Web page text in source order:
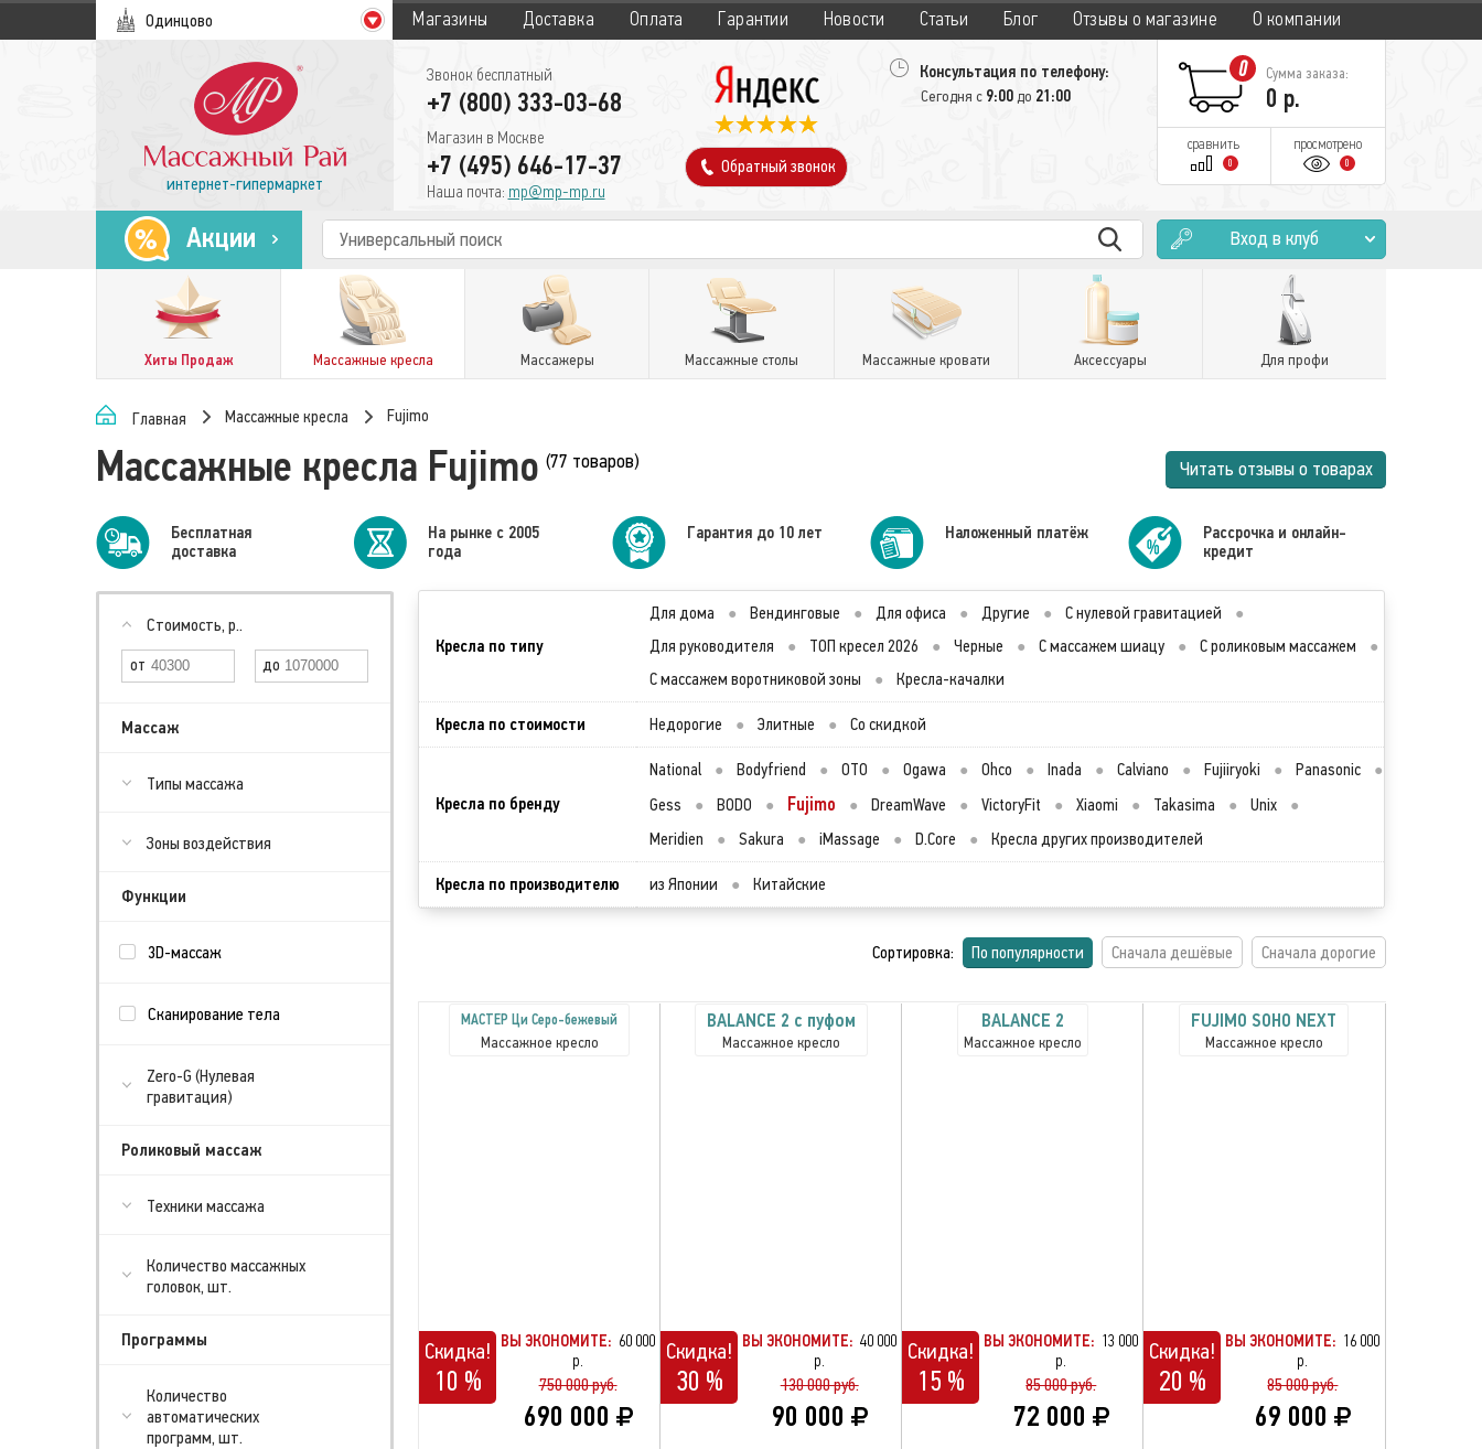
Одинцово Магазины Доставка Оплата Гарантии Новости Статьи Блог Отзывы о магазине О компании
интернет-гипермаркет
Звонок бесплатный
+7 (800) 333-03-68
Магазин в Москве
+7 (495) 646-17-37
Наша почта: mp@mp-mp.ru
Обратный звонок
Консультация по телефону:
Сегодня с 9:00до 21:00
0 Сумма заказа:
0 р.
сравнить
0
просмотрено
0
Акции Вход в клуб
Хиты Продаж Массажные кресла Массажеры Массажные столы Массажные кровати Аксессуары Для профи
Главная Массажные кресла Fujimo
Массажные кресла Fujimo (77 товаров) Читать отзывы о товарах
Бесплатная
доставка
На рынке с 2005
года
Гарантия до 10 лет Наложенный платёж
Рассрочка и онлайн-
кредит
Стоимость, р..
Массаж
Типы массажа
Зоны воздействия
Функции
3D-массаж
Сканирование тела
Zero-G (Нулевая
гравитация)
Роликовый массаж
Техники массажа
Количество массажных
головок, шт.
Программы
Количество
автоматических
программ, шт.
Кресла по типу
Для дома ● Вендинговые ● Для офиса ● Другие ● С нулевой гравитацией
●
Для руководителя
● ТОП кресел 2026 ● Черные ● С массажем шиацу ● С роликовым массажем
●
С массажем воротниковой зоны
● Кресла-качалки
Кресла по стоимости Недорогие ● Элитные ● Со скидкой
Кресла по бренду
National ● Bodyfriend ● OTO ● Ogawa ● Ohco ● Inada ● Calviano ● Fujiiryoki ● Panasonic
●
Gess
● BODO ● Fujimo ● DreamWave ● VictoryFit ● Xiaomi ● Takasima ● Unix
●
Meridien
● Sakura ● iMassage ● D.Core ● Кресла других производителей
Кресла по производителю из Японии ● Китайские
Сортировка: По популярности Сначала дешёвые Сначала дорогие
МАСТЕР Ци Серо-бежевый
Массажное кресло
Скидка!
10 %
ВЫ ЭКОНОМИТЕ: 60 000
р.
750 000 руб.
690 000
BALANCE 2 с пуфом
Массажное кресло
Скидка!
30 %
ВЫ ЭКОНОМИТЕ: 40 000
р.
130 000 руб.
90 000
BALANCE 2
Массажное кресло
Скидка!
15 %
ВЫ ЭКОНОМИТЕ: 13 000
р.
85 000 руб.
72 000
FUJIMO SOHO NEXT
Массажное кресло
Скидка!
20 %
ВЫ ЭКОНОМИТЕ: 16 000
р.
85 000 руб.
69 000